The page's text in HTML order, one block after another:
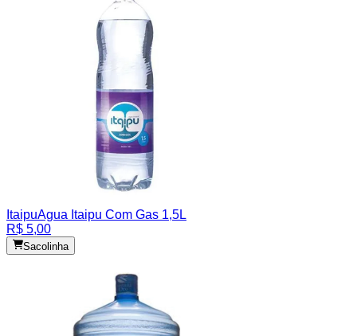
ItaipuAgua Itaipu Com Gas 1,5L
R$ 5,00
Sacolinha